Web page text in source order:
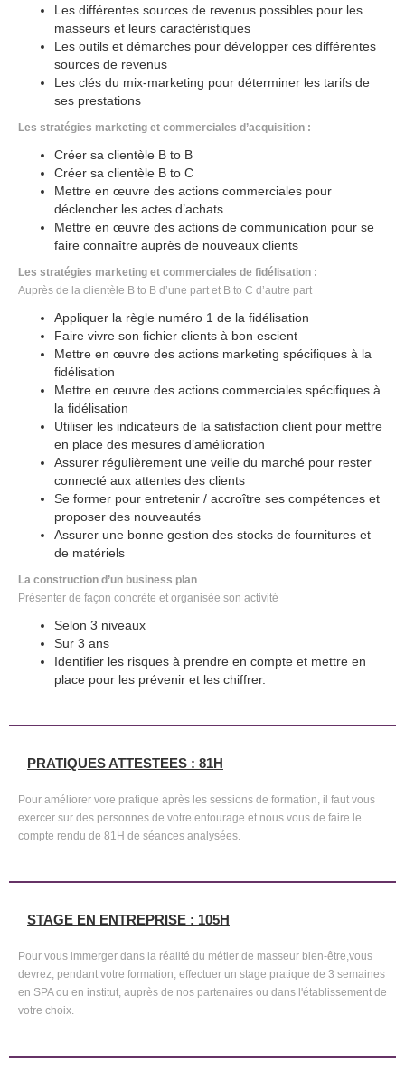
Les différentes sources de revenus possibles pour les
masseurs et leurs caractéristiques
Les outils et démarches pour développer ces différentes
sources de revenus
Les clés du mix-marketing pour déterminer les tarifs de
ses prestations
Les stratégies marketing et commerciales d’acquisition :
Créer sa clientèle B to B
Créer sa clientèle B to C
Mettre en œuvre des actions commerciales pour
déclencher les actes d’achats
Mettre en œuvre des actions de communication pour se
faire connaître auprès de nouveaux clients
Les stratégies marketing et commerciales de fidélisation :
Auprès de la clientèle B to B d’une part et B to C d’autre part
Appliquer la règle numéro 1 de la fidélisation
Faire vivre son fichier clients à bon escient
Mettre en œuvre des actions marketing spécifiques à la
fidélisation
Mettre en œuvre des actions commerciales spécifiques à
la fidélisation
Utiliser les indicateurs de la satisfaction client pour mettre
en place des mesures d’amélioration
Assurer régulièrement une veille du marché pour rester
connecté aux attentes des clients
Se former pour entretenir / accroître ses compétences et
proposer des nouveautés
Assurer une bonne gestion des stocks de fournitures et
de matériels
La construction d’un business plan
Présenter de façon concrète et organisée son activité
Selon 3 niveaux
Sur 3 ans
Identifier les risques à prendre en compte et mettre en
place pour les prévenir et les chiffrer.
PRATIQUES ATTESTEES : 81H
Pour améliorer vore pratique après les sessions de formation, il faut vous
exercer sur des personnes de votre entourage et nous vous de faire le
compte rendu de 81H de séances analysées.
STAGE EN ENTREPRISE : 105H
Pour vous immerger dans la réalité du métier de masseur bien-être,vous
devrez, pendant votre formation, effectuer un stage pratique de 3 semaines
en SPA ou en institut, auprès de nos partenaires ou dans l'établissement de
votre choix.